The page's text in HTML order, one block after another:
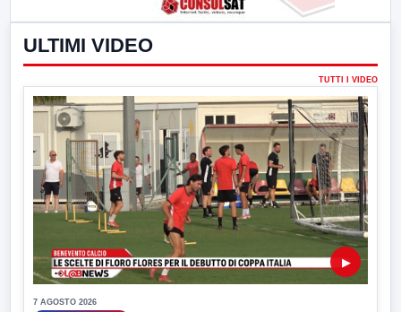
ULTIMI VIDEO
TUTTI I VIDEO
▶
7 AGOSTO 2026